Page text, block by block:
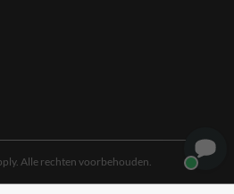
Alle rechten voorbehouden.